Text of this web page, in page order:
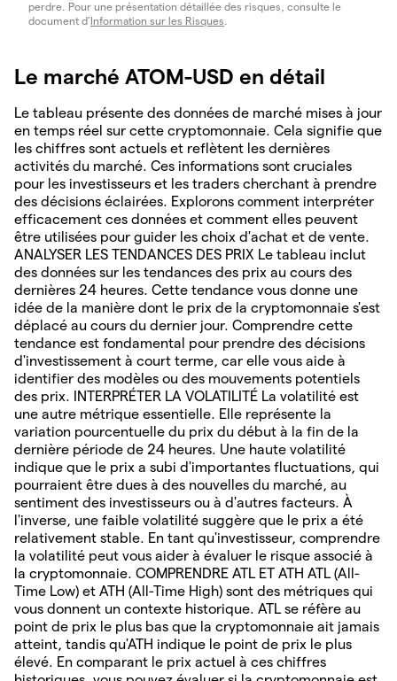
perdre. Pour une présentation détaillée des risques, consulte le
document d’Information sur les Risques.
Le marché ATOM-USD en détail
Le tableau présente des données de marché mises à jour
en temps réel sur cette cryptomonnaie. Cela signifie que
les chiffres sont actuels et reflètent les dernières
activités du marché. Ces informations sont cruciales
pour les investisseurs et les traders cherchant à prendre
des décisions éclairées. Explorons comment interpréter
efficacement ces données et comment elles peuvent
être utilisées pour guider les choix d'achat et de vente.
ANALYSER LES TENDANCES DES PRIX Le tableau inclut
des données sur les tendances des prix au cours des
dernières 24 heures. Cette tendance vous donne une
idée de la manière dont le prix de la cryptomonnaie s'est
déplacé au cours du dernier jour. Comprendre cette
tendance est fondamental pour prendre des décisions
d'investissement à court terme, car elle vous aide à
identifier des modèles ou des mouvements potentiels
des prix. INTERPRÉTER LA VOLATILITÉ La volatilité est
une autre métrique essentielle. Elle représente la
variation pourcentuelle du prix du début à la fin de la
dernière période de 24 heures. Une haute volatilité
indique que le prix a subi d'importantes fluctuations, qui
pourraient être dues à des nouvelles du marché, au
sentiment des investisseurs ou à d'autres facteurs. À
l'inverse, une faible volatilité suggère que le prix a été
relativement stable. En tant qu'investisseur, comprendre
la volatilité peut vous aider à évaluer le risque associé à
la cryptomonnaie. COMPRENDRE ATL ET ATH ATL (All-
Time Low) et ATH (All-Time High) sont des métriques qui
vous donnent un contexte historique. ATL se réfère au
point de prix le plus bas que la cryptomonnaie ait jamais
atteint, tandis qu'ATH indique le point de prix le plus
élevé. En comparant le prix actuel à ces chiffres